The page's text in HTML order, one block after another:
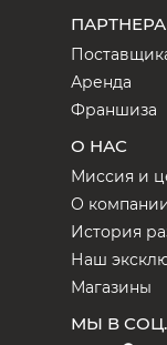
Аренда
Франшиза
О НАС
Миссия и
О
История
Наш
Магазины
МЫ В СОЦ.